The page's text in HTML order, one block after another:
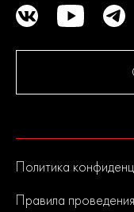
ELITECH известен в
развивающийся
До серийного
удовлетворить
долгий срок службы
превращают любой
Политика
Правила